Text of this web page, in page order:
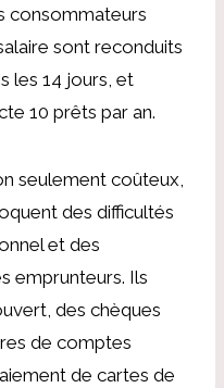
consommateurs
sont reconduits
les 14 jours, et
10 prêts par an.
seulement coûteux,
des difficultés
et des
emprunteurs. Ils
des chèques
de comptes
de cartes de